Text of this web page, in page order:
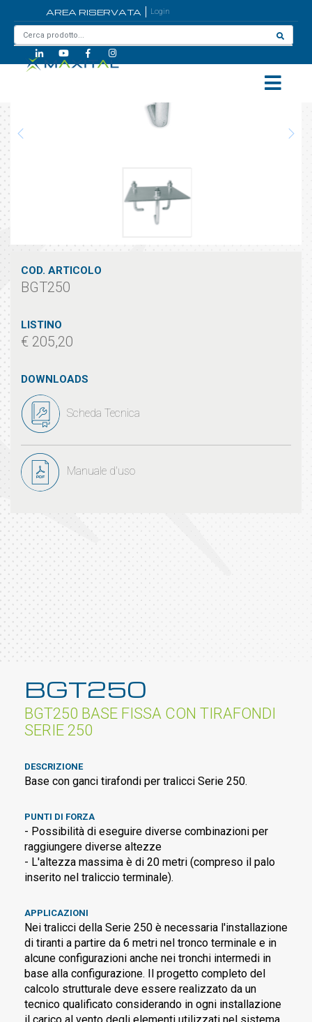
AREA RISERVATA Login
COD. ARTICOLO
BGT250
LISTINO
€ 205,20
DOWNLOADS
Scheda Tecnica
Manuale d'uso
BGT250
BGT250 BASE FISSA CON TIRAFONDI
SERIE 250
DESCRIZIONE
Base con ganci tirafondi per tralicci Serie 250.
PUNTI DI FORZA
- Possibilità di eseguire diverse combinazioni per
raggiungere diverse altezze
- L'altezza massima è di 20 metri (compreso il palo
inserito nel traliccio terminale).
APPLICAZIONI
Nei tralicci della Serie 250 è necessaria l'installazione
di tiranti a partire da 6 metri nel tronco terminale e in
alcune configurazioni anche nei tronchi intermedi in
base alla configurazione. Il progetto completo del
calcolo strutturale deve essere realizzato da un
tecnico qualificato considerando in ogni installazione